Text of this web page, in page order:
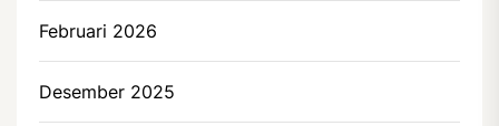
Februari 2026
Desember 2025